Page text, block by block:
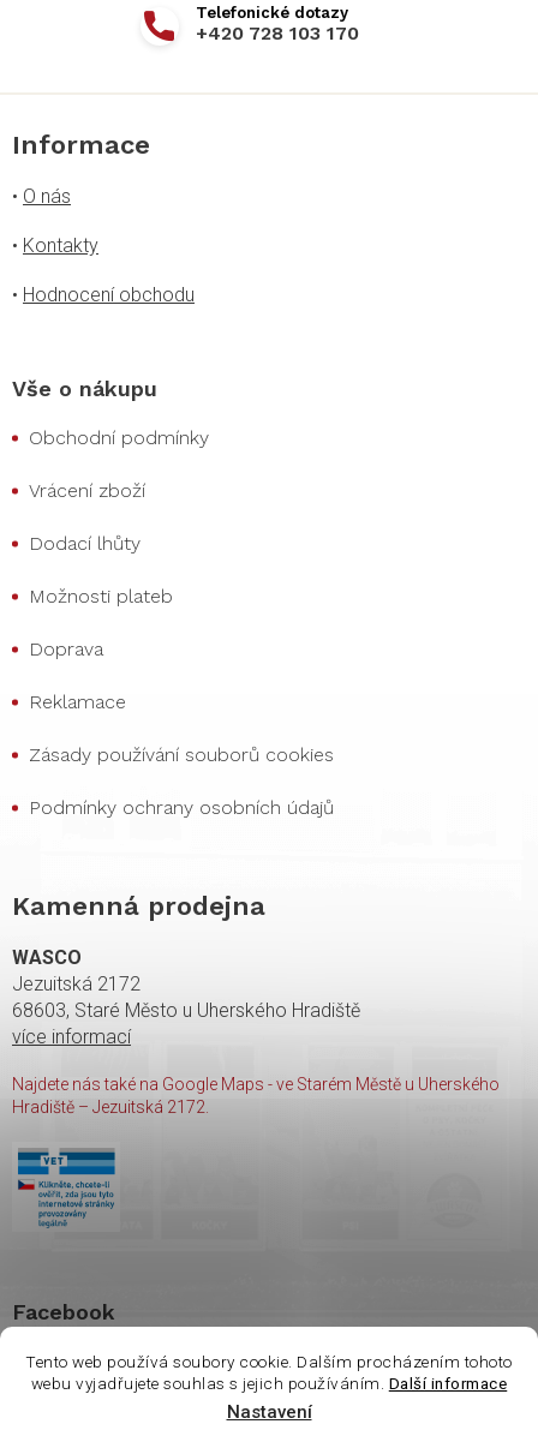
Tento web používá soubory cookie. Dalším procházením tohoto
webu vyjadřujete souhlas s jejich používáním. Další informace
Nastavení
Vážení zákazníci. Ve
+420 728 103 170
Informace
• O nás
• Kontakty
• Hodnocení obchodu
Vše o nákupu
Obchodní podmínky
Vrácení zboží
Dodací lhůty
Možnosti plateb
Doprava
Reklamace
Zásady používání souborů cookies
Podmínky ochrany osobních údajů
Kamenná prodejna
WASCO
Jezuitská 2172
68603, Staré Město u Uherského Hradiště
více informací
Najdete nás také na Google Maps - ve Starém Městě u Uherského
Hradiště – Jezuitská 2172.
Facebook